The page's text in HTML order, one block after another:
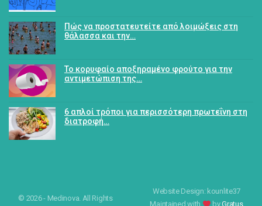
Πώς να προστατευτείτε από λοιμώξεις στη
θάλασσα και την…
Το κορυφαίο αποξηραμένο φρούτο για την
αντιμετώπιση της…
6 απλοί τρόποι για περισσότερη πρωτεΐνη στη
διατροφή…
© 2026 - Medinova. All Rights
Website Design: kounlite37
Maintained with
byGratus